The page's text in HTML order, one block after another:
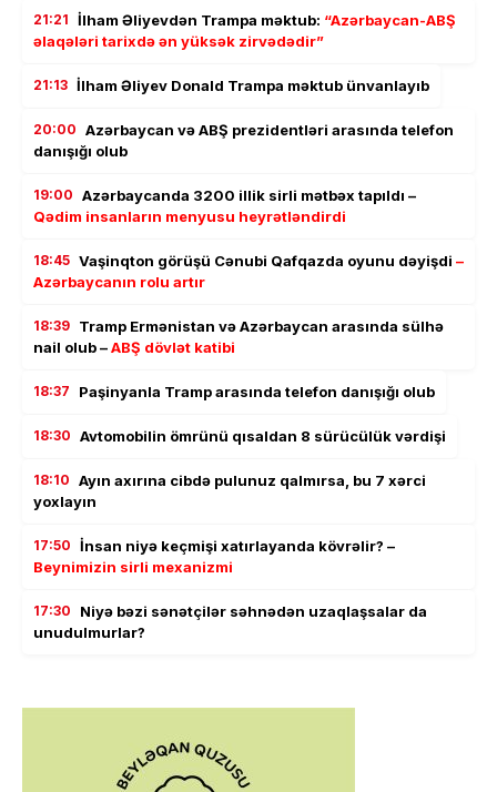
21:21 İlham Əliyevdən Trampa məktub: “Azərbaycan-ABŞ
əlaqələri tarixdə ən yüksək zirvədədir”
21:13 İlham Əliyev Donald Trampa məktub ünvanlayıb
20:00 Azərbaycan və ABŞ prezidentləri arasında telefon
danışığı olub
19:00 Azərbaycanda 3200 illik sirli mətbəx tapıldı –
Qədim insanların menyusu heyrətləndirdi
18:45 Vaşinqton görüşü Cənubi Qafqazda oyunu dəyişdi –
Azərbaycanın rolu artır
18:39 Tramp Ermənistan və Azərbaycan arasında sülhə
nail olub –ABŞ dövlət katibi
18:37 Paşinyanla Tramp arasında telefon danışığı olub
18:30 Avtomobilin ömrünü qısaldan 8 sürücülük vərdişi
18:10 Ayın axırına cibdə pulunuz qalmırsa, bu 7 xərci
yoxlayın
17:50 İnsan niyə keçmişi xatırlayanda kövrəlir? –
Beynimizin sirli mexanizmi
17:30
Niyə bəzi sənətçilər səhnədən uzaqlaşsalar da
unudulmurlar?